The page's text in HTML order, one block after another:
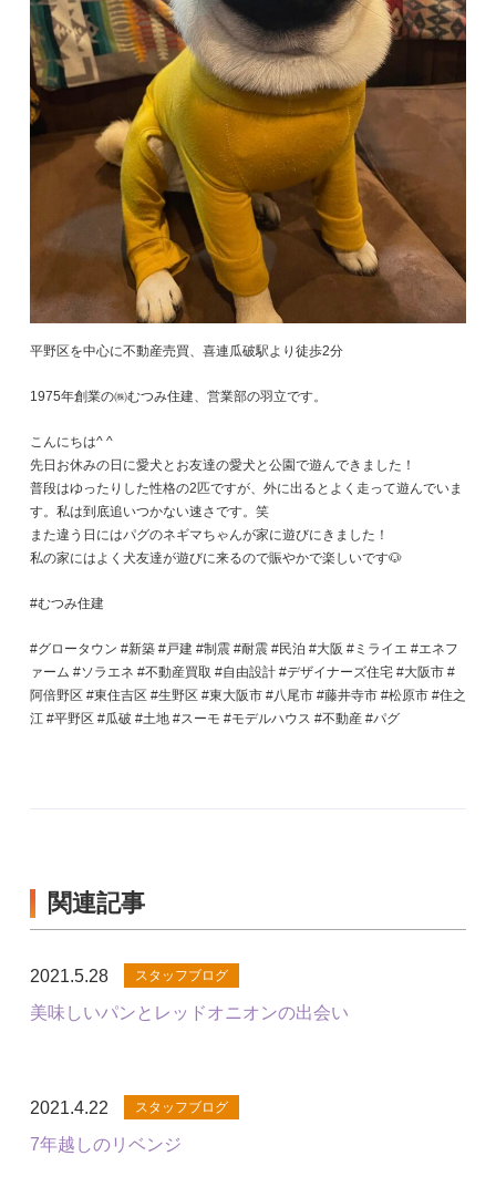
平野区を中心に不動産売買、喜連瓜破駅より徒歩2分
1975年創業の㈱むつみ住建、営業部の羽立です。
こんにちは^ ^
先日お休みの日に愛犬とお友達の愛犬と公園で遊んできました！
普段はゆったりした性格の2匹ですが、外に出るとよく走って遊んでいま
す。私は到底追いつかない速さです。笑
また違う日にはパグのネギマちゃんが家に遊びにきました！
私の家にはよく犬友達が遊びに来るので賑やかで楽しいです🐶
#むつみ住建
#グロータウン #新築 #戸建 #制震 #耐震 #民泊 #大阪 #ミライエ #エネフ
ァーム #ソラエネ #不動産買取 #自由設計 #デザイナーズ住宅 #大阪市 #
阿倍野区 #東住吉区 #生野区 #東大阪市 #八尾市 #藤井寺市 #松原市 #住之
江 #平野区 #瓜破 #土地 #スーモ #モデルハウス #不動産 #パグ
関連記事
2021.5.28 スタッフブログ
美味しいパンとレッドオニオンの出会い
2021.4.22 スタッフブログ
7年越しのリベンジ